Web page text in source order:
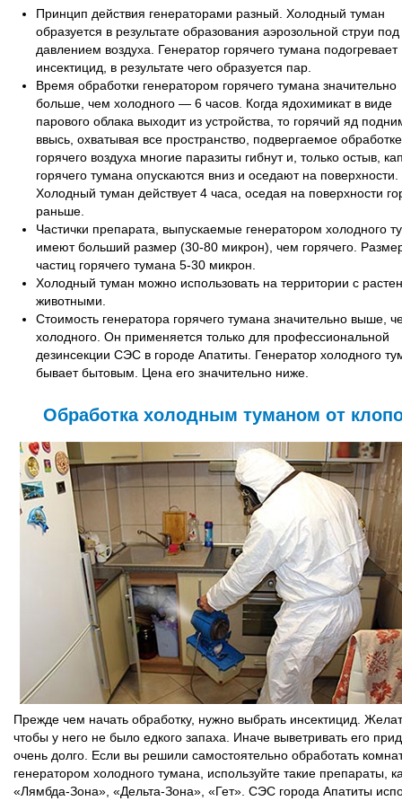
Принцип действия генераторами разный. Холодный туман
образуется в результате образования аэрозольной струи под
давлением воздуха. Генератор горячего тумана подогревает
инсектицид, в результате чего образуется пар.
Время обработки генератором горячего тумана значительно
больше, чем холодного — 6 часов. Когда ядохимикат в виде
парового облака выходит из устройства, то горячий яд
ввысь, охватывая все пространство, подвергаемое
горячего воздуха многие паразиты гибнут и, только остыв,
горячего тумана опускаются вниз и оседают на поверхности.
Холодный туман действует 4 часа, оседая на поверхности
раньше.
Частички препарата, выпускаемые генератором холодного
имеют больший размер (30-80 микрон), чем горячего.
частиц горячего тумана 5-30 микрон.
Холодный туман можно использовать на территории с
животными.
Стоимость генератора горячего тумана значительно выше,
холодного. Он применяется только для профессиональной
дезинсекции СЭС в городе Апатиты. Генератор холодного
бывает бытовым. Цена его значительно ниже.
Обработка холодным туманом от
Прежде чем начать обработку, нужно выбрать инсектицид.
чтобы у него не было едкого запаха. Иначе выветривать его
очень долго. Если вы решили самостоятельно обработать
генератором холодного тумана, используйте такие препараты,
«Лямбда-Зона», «Дельта-Зона», «Гет». СЭС города Апатиты